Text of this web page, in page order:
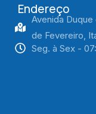
Endereço
Avenida
de Fevereiro,
Seg. à Sex -